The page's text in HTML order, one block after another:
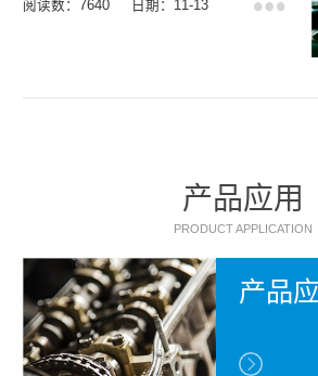
阅读数：7640 日期：11-13
产品应用
PRODUCT APPLICATION
产品